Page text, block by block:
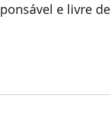
e livre de